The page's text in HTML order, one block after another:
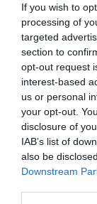
If you wish to
processing of
targeted
section to
opt-out request
interest-based
us or personal
your opt-out.
disclosure of
IAB’s list of
also be
Downstream
segundo
Estado, que
Añadir
de
Mantente
actualidad
ACTIVAR